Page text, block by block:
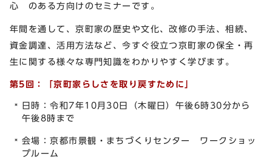
心 のある方向けのセミナーです。
年間を通して、京町家の歴史や文化、改修の手法、相続、
資金調達、活用方法など、今すぐ役立つ京町家の保全・再
生に関する様々な専門知識をわかりやすく学びます。
第5回： 「京町家らしさを取り戻すために」
日時：令和7年10月30日（木曜日）午後6時30分から
午後8時まで
会場：京都市景観・まちづくりセンター ワークショッ
プルーム